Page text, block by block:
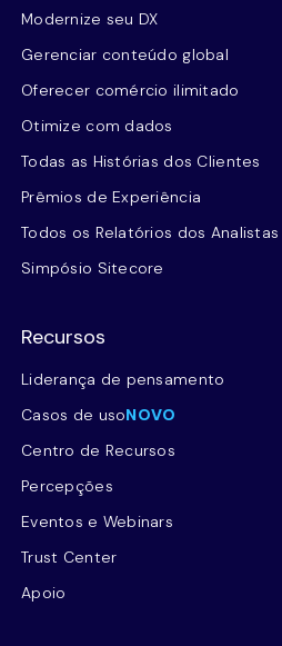
Modernize seu DX
Gerenciar conteúdo global
Oferecer comércio ilimitado
Otimize com dados
Todas as Histórias dos Clientes
Prêmios de Experiência
Todos os Relatórios dos Analistas
Simpósio Sitecore
Recursos
Liderança de pensamento
Casos de usoNOVO
Centro de Recursos
Percepções
Eventos e Webinars
Trust Center
Apoio